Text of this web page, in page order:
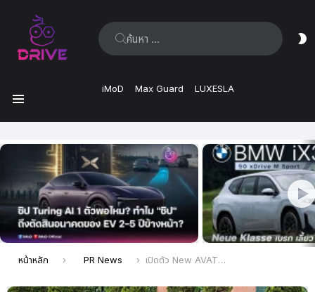
ค้นหา:
iMoD Max Guard LUXESLA
ล่าสุด
คุณอยู่ที่นี่:
หน้าหลัก PR News เปิดตัว New AVATR 11 ยกระดับสมรรถนะช่วงล่าง MR Suspension เคาะราคาเริ่มต้น 2,299,000 บาท